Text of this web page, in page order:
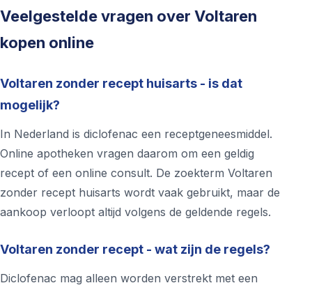
Veelgestelde vragen over Voltaren
kopen online
Voltaren zonder recept huisarts - is dat
mogelijk?
In Nederland is diclofenac een receptgeneesmiddel.
Online apotheken vragen daarom om een geldig
recept of een online consult. De zoekterm Voltaren
zonder recept huisarts wordt vaak gebruikt, maar de
aankoop verloopt altijd volgens de geldende regels.
Voltaren zonder recept - wat zijn de regels?
Diclofenac mag alleen worden verstrekt met een